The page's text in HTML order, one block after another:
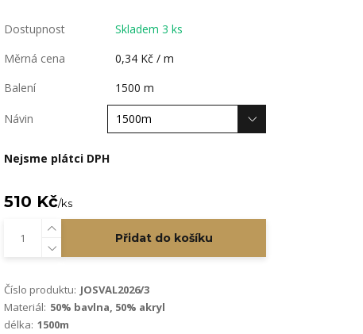
Dostupnost
Skladem 3 ks
Měrná cena
0,34 Kč / m
Balení
1500 m
Návin
Nejsme plátci DPH
510 Kč/ks
Přidat do košíku
Číslo produktu: JOSVAL2026/3
Materiál: 50% bavlna, 50% akryl
délka: 1500m